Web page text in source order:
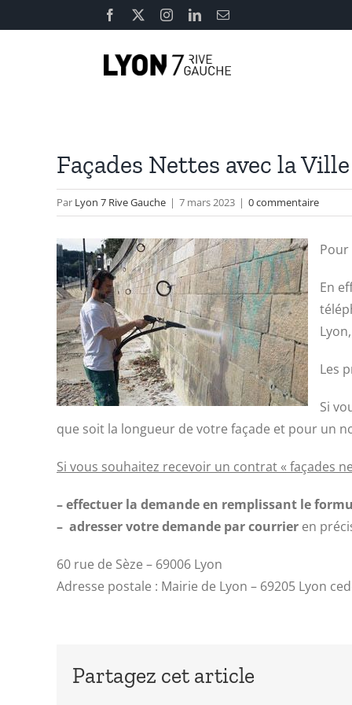
au
Facebook InstagramLinkedInEmail
Façades Nettes avec la
Par Lyon 7 Rive Gauche | 7 mars 2023 | 0 commentaire
En
Les
Si
que soit la longueur de votre façade et pour un
Si vous souhaitez recevoir un contrat « façades
– effectuer la demande en remplissant le
– adresser votre demande par courrier en
60 rue de Sèze – 69006 Lyon
Adresse postale : Mairie de Lyon – 69205 Lyon
Partagez cet article